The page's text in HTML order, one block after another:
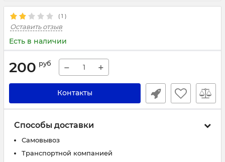
( 1 )
Оставить отзыв
Есть в наличии
200 руб − +
Контакты
Способы доставки
Самовывоз
Транспортной компанией